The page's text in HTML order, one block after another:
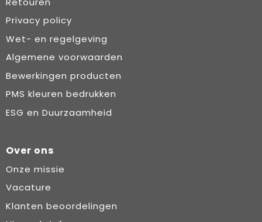
Privacy policy
Wet- en regelgeving
Algemene voorwaarden
Bewerkingen producten
PMS kleuren bedrukken
ESG en Duurzaamheid
Over ons
Onze missie
Vacature
Klanten beoordelingen